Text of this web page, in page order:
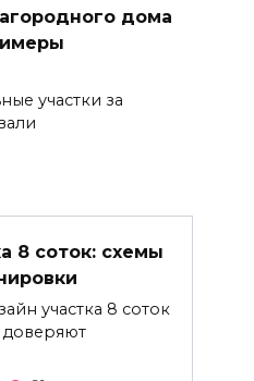
дома
участки за
8 соток: схемы
участка 8 соток